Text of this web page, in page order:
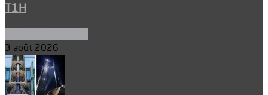
T1H
3 août 2026